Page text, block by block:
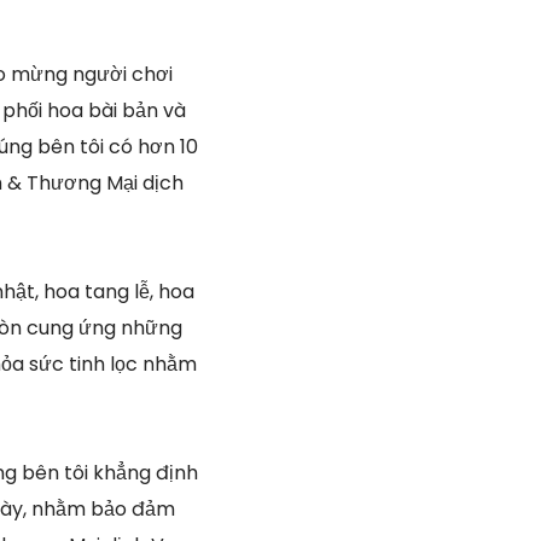
mừng người chơi
hoa bài bản và
bên tôi có hơn 10
Thương Mại dịch
hoa tang lễ, hoa
cung ứng những
sức tinh lọc nhằm
bên tôi khẳng định
nhằm bảo đảm